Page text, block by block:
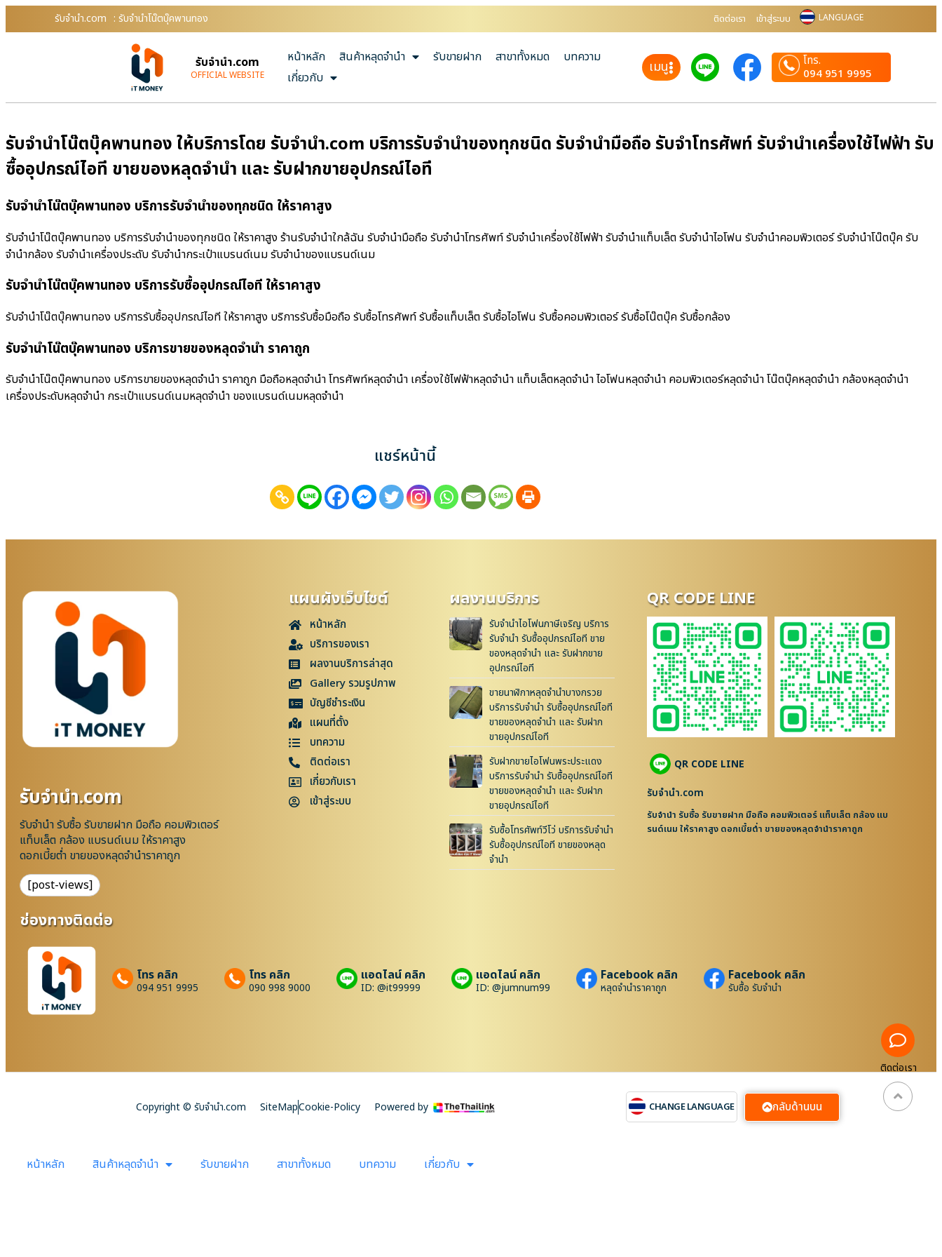
รับจํานํา.com : รับจำนำโน๊ตบุ๊คพานทอง ติดต่อเรา เข้าสู่ระบบ LANGUAGE
รับจํานํา.com
OFFICIAL WEBSITE
หน้าหลัก สินค้าหลุดจำนำ รับขายฝาก สาขาทั้งหมด
บทความ
เกี่ยวกับ
เมนู
โทร.
094 951 9995
รับจำนำโน๊ตบุ๊คพานทอง ให้บริการโดย รับจํานํา.com บริการรับจำนำของทุกชนิด รับจำนำมือถือ รับจำโทรศัพท์ รับจำนำเครื่องใช้ไฟฟ้า รับ
ซื้ออุปกรณ์ไอที ขายของหลุดจำนำ และ รับฝากขายอุปกรณ์ไอที
รับจำนำโน๊ตบุ๊คพานทอง บริการรับจำนำของทุกชนิด ให้ราคาสูง
รับจำนำโน๊ตบุ๊คพานทอง บริการรับจำนำของทุกชนิด ให้ราคาสูง ร้านรับจํานําใกล้ฉัน รับจำนำมือถือ รับจำนำโทรศัพท์ รับจำนำเครื่องใช้ไฟฟ้า รับจำนำแท็บเล็ต รับจำนำไอโฟน รับจำนำคอมพิวเตอร์ รับจำนำโน๊ตบุ๊ค รับ
จำนำกล้อง รับจำนำเครื่องประดับ รับจำนำกระเป๋าแบรนด์เนม รับจำนำของแบรนด์เนม
รับจำนำโน๊ตบุ๊คพานทอง บริการรับซื้ออุปกรณ์ไอที ให้ราคาสูง
รับจำนำโน๊ตบุ๊คพานทอง บริการรับซื้ออุปกรณ์ไอที ให้ราคาสูง บริการรับซื้อมือถือ รับซื้อโทรศัพท์ รับซื้อแท็บเล็ต รับซื้อไอโฟน รับซื้อคอมพิวเตอร์ รับซื้อโน๊ตบุ๊ค รับซื้อกล้อง
รับจำนำโน๊ตบุ๊คพานทอง บริการขายของหลุดจำนำ ราคาถูก
รับจำนำโน๊ตบุ๊คพานทอง บริการขายของหลุดจำนำ ราคาถูก มือถือหลุดจำนำ โทรศัพท์หลุดจำนำ เครื่องใช้ไฟฟ้าหลุดจำนำ แท็บเล็ตหลุดจำนำ ไอโฟนหลุดจำนำ คอมพิวเตอร์หลุดจำนำ โน๊ตบุ๊คหลุดจำนำ กล้องหลุดจำนำ
เครื่องประดับหลุดจำนำ กระเป๋าแบรนด์เนมหลุดจำนำ ของแบรนด์เนมหลุดจำนำ
แชร์หน้านี้
รับจํานํา.com
รับจำนำ รับซื้อ รับขายฝาก มือถือ คอมพิวเตอร์
แท็บเล็ต กล้อง แบรนด์เนม ให้ราคาสูง
ดอกเบี้ยต่ำ ขายของหลุดจำนำราคาถูก
[post-views]
แผนผังเว็บไซต์
หน้าหลัก
บริการของเรา
ผลงานบริการล่าสุด
Gallery รวมรูปภาพ
บัญชีชำระเงิน
แผนที่ตั้ง
บทความ
ติดต่อเรา
เกี่ยวกับเรา
เข้าสู่ระบบ
ผลงานบริการ
รับจำนำไอโฟนภาษีเจริญ บริการ
รับจำนำ รับซื้ออุปกรณ์ไอที ขาย
ของหลุดจำนำ และ รับฝากขาย
อุปกรณ์ไอที
ขายนาฬิกาหลุดจำนำบางกรวย
บริการรับจำนำ รับซื้ออุปกรณ์ไอที
ขายของหลุดจำนำ และ รับฝาก
ขายอุปกรณ์ไอที
รับฝากขายไอโฟนพระประแดง
บริการรับจำนำ รับซื้ออุปกรณ์ไอที
ขายของหลุดจำนำ และ รับฝาก
ขายอุปกรณ์ไอที
รับซื้อโทรศัพท์วีโว่ บริการรับจำนำ
รับซื้ออุปกรณ์ไอที ขายของหลุด
จำนำ
QR CODE LINE
QR CODE LINE
รับจํานํา.com
รับจำนำ รับซื้อ รับขายฝาก มือถือ คอมพิวเตอร์ แท็บเล็ต กล้อง แบ
รนด์เนม ให้ราคาสูง ดอกเบี้ยต่ำ ขายของหลุดจำนำราคาถูก
ช่องทางติดต่อ
โทร คลิก
094 951 9995
โทร คลิก
090 998 9000
แอดไลน์ คลิก
ID: @it99999
แอดไลน์ คลิก
ID: @jumnum99
Facebook คลิก
หลุดจำนำราคาถูก
Facebook คลิก
รับซื้อ รับจำนำ
Copyright © รับจํานํา.com SiteMapCookie-Policy Powered by CHANGE LANGUAGE กลับด้านบน
ติดต่อเรา
หน้าหลัก สินค้าหลุดจำนำ รับขายฝาก สาขาทั้งหมด บทความ เกี่ยวกับ